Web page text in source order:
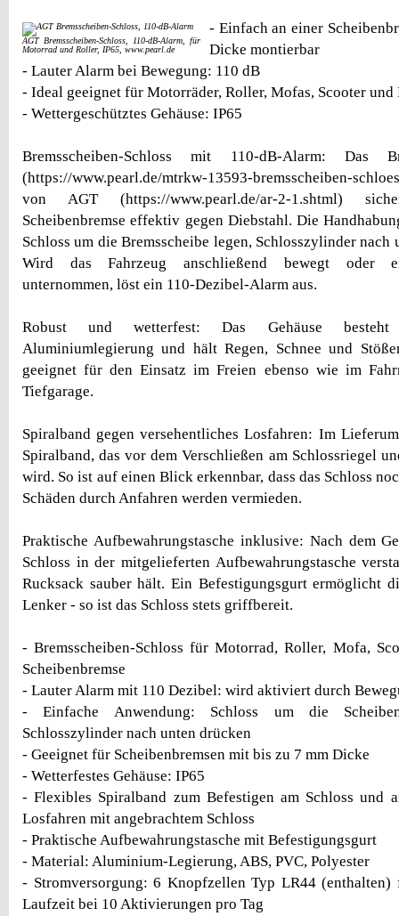
AGT Bremsscheiben-Schloss, 110-dB-Alarm, für
Motorrad und Roller, IP65, www.pearl.de
- Einfach an einer
Dicke montierbar
- Lauter Alarm bei Bewegung: 110 dB
- Ideal geeignet für Motorräder, Roller, Mofas, Scooter und
- Wettergeschütztes Gehäuse: IP65
Bremsscheiben-Schloss mit 110-dB-Alarm: Das
(https://www.pearl.de/mtrkw-13593-bremsscheiben-
von AGT (https://www.pearl.de/ar-2-1.shtml)
Scheibenbremse effektiv gegen Diebstahl. Die
Schloss um die Bremsscheibe legen, Schlosszylinder
Wird das Fahrzeug anschließend bewegt oder
unternommen, löst ein 110-Dezibel-Alarm aus.
Robust und wetterfest: Das Gehäuse besteht
Aluminiumlegierung und hält Regen, Schnee und
geeignet für den Einsatz im Freien ebenso wie im
Tiefgarage.
Spiralband gegen versehentliches Losfahren: Im
Spiralband, das vor dem Verschließen am Schlossriegel
wird. So ist auf einen Blick erkennbar, dass das Schloss
Schäden durch Anfahren werden vermieden.
Praktische Aufbewahrungstasche inklusive: Nach dem
Schloss in der mitgelieferten Aufbewahrungstasche
Rucksack sauber hält. Ein Befestigungsgurt ermöglicht
Lenker - so ist das Schloss stets griffbereit.
- Bremsscheiben-Schloss für Motorrad, Roller, Mofa,
Scheibenbremse
- Lauter Alarm mit 110 Dezibel: wird aktiviert durch
- Einfache Anwendung: Schloss um die
Schlosszylinder nach unten drücken
- Geeignet für Scheibenbremsen mit bis zu 7 mm Dicke
- Wetterfestes Gehäuse: IP65
- Flexibles Spiralband zum Befestigen am Schloss und
Losfahren mit angebrachtem Schloss
- Praktische Aufbewahrungstasche mit Befestigungsgurt
- Material: Aluminium-Legierung, ABS, PVC, Polyester
- Stromversorgung: 6 Knopfzellen Typ LR44
Laufzeit bei 10 Aktivierungen pro Tag